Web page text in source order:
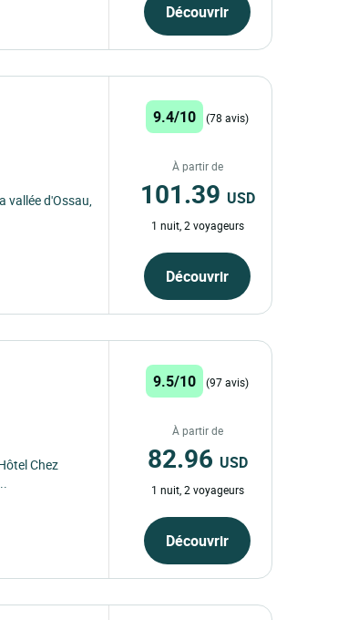
Découvrir
vallée d'Ossau,
9.4/10 (78 avis)
À partir de
101.39 USD
1 nuit, 2 voyageurs
Découvrir
Chez
9.5/10 (97 avis)
À partir de
82.96 USD
1 nuit, 2 voyageurs
Découvrir